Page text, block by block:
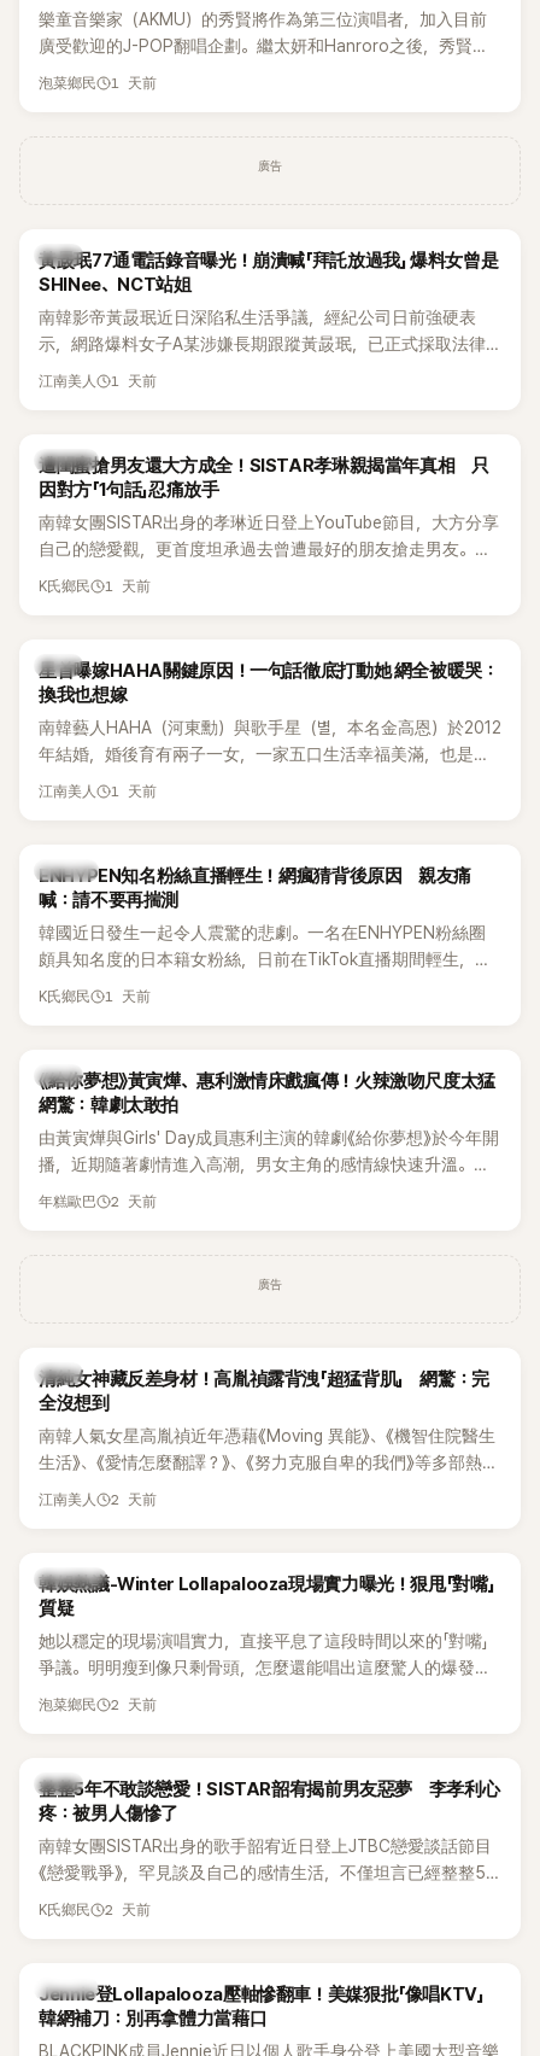
樂童音樂家（AKMU）的秀賢將作為第三位演唱者，加入目前
廣受歡迎的J-POP翻唱企劃。繼太妍和Hanroro之後，秀賢已
獲選為第三首翻唱歌曲的主唱，並於近期完成錄音。
泡菜鄉民 1 天前
廣告
韓星
黃晸珉77通電話錄音曝光！崩潰喊「拜託放過我」 爆料女曾是
SHINee、NCT站姐
南韓影帝黃晸珉近日深陷私生活爭議，經紀公司日前強硬表
示，網路爆料女子A某涉嫌長期跟蹤黃晸珉，已正式採取法律
行動。不過，A並未停止發聲，持續透過社群平台公開爆料，反
的錄音內容，而A也首度承認自己過去曾是SHINee、NCT等偶
像團體的「站姐」，事件持續延燒。
江南美人 1 天前
K-POP
遭閨蜜搶男友還大方成全！SISTAR孝琳親揭當年真相 只
因對方「1句話」忍痛放手
南韓女團SISTAR出身的孝琳近日登上YouTube節目，大方分享
自己的戀愛觀，更首度坦承過去曾遭最好的朋友搶走男友。她
表示，當時選擇瀟灑放手，但如果同樣的事情現在再發生，「我
K氏鄉民 1 天前
韓星
星首曝嫁HAHA關鍵原因！一句話徹底打動她 網全被暖哭：
換我也想嫁
南韓藝人HAHA（河東勳）與歌手星（별，本名金高恩）於2012
年結婚，婚後育有兩子一女，一家五口生活幸福美滿，也是韓
國演藝圈公認的模範夫妻。近日，星首度公開當年決定嫁給
江南美人 1 天前
K-POP
ENHYPEN知名粉絲直播輕生！網瘋猜背後原因 親友痛
喊：請不要再揣測
韓國近日發生一起令人震驚的悲劇。一名在ENHYPEN粉絲圈
頗具知名度的日本籍女粉絲，日前在TikTok直播期間輕生，最
終不幸身亡，消息曝光後震驚韓網，也讓不少粉絲湧入社群平
K氏鄉民 1 天前
韓劇
《給你夢想》黃寅燁、惠利激情床戲瘋傳！火辣激吻尺度太猛
網驚：韓劇太敢拍
由黃寅燁與Girls' Day成員惠利主演的韓劇《給你夢想》於今年開
播，近期隨著劇情進入高潮，男女主角的感情線快速升溫。最
新播出的第8集不僅上演火辣吻戲，更接連出現床戲橋段，讓
年糕歐巴 2 天前
廣告
韓星
清純女神藏反差身材！高胤禎露背洩「超猛背肌」 網驚：完
全沒想到
南韓人氣女星高胤禎近年憑藉《Moving 異能》、《機智住院醫生
生活》、《愛情怎麼翻譯？》、《努力克服自卑的我們》等多部熱門
作品，躍升為韓劇新一代女神代表，不僅演技備受肯定，精緻
細身材下的超狂背肌與肩膀線條，反差感十足，讓不少網友看
傻直呼：「原來她身材這麼猛！」
江南美人 2 天前
熱議討論
韓娛熱議-Winter Lollapalooza現場實力曝光！狠甩「對嘴」
質疑
她以穩定的現場演唱實力，直接平息了這段時間以來的「對嘴」
爭議。明明瘦到像只剩骨頭，怎麼還能唱出這麼驚人的爆發力
和音量？
泡菜鄉民 2 天前
韓星
整整5年不敢談戀愛！SISTAR韶宥揭前男友惡夢 李孝利心
疼：被男人傷慘了
南韓女團SISTAR出身的歌手韶宥近日登上JTBC戀愛談話節目
《戀愛戰爭》，罕見談及自己的感情生活，不僅坦言已經整整5
年沒有談戀愛，更首度透露空窗至今的原因，全與上一段戀情
K氏鄉民 2 天前
K-POP
Jennie登Lollapalooza壓軸慘翻車！美媒狠批「像唱KTV」
韓網補刀：別再拿體力當藉口
BLACKPINK成員Jennie近日以個人歌手身分登上美國大型音樂